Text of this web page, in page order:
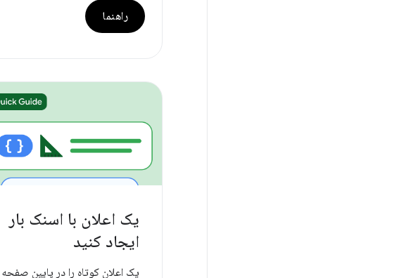
راهنما
یک اعلان با اسنک بار
ایجاد کنید
یک اعلان کوتاه را در پایین صفحه